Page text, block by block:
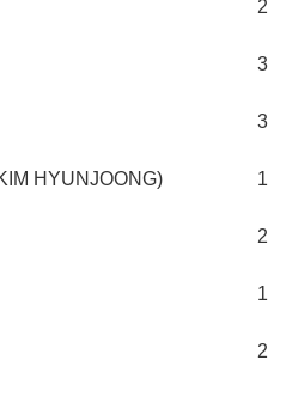
2
3
3
HYUNJOONG) 1
2
1
2